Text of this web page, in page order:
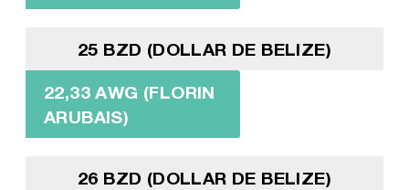
25 BZD (DOLLAR DE BELIZE)
22,33 AWG (FLORIN
ARUBAIS)
26 BZD (DOLLAR DE BELIZE)